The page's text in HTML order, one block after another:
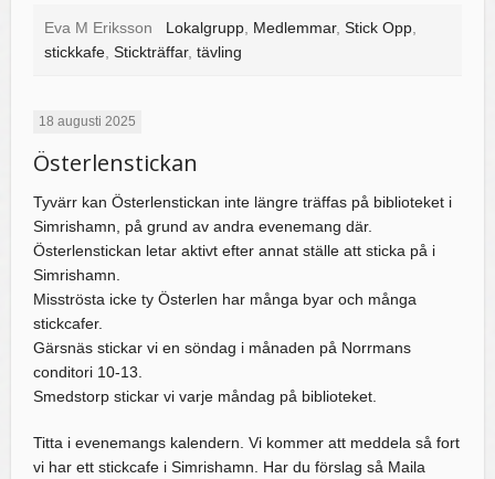
Eva M Eriksson Lokalgrupp Medlemmar, Stick Opp
stickkafe Stickträffar, tävling
18 augusti 2025
Österlenstickan
Tyvärr kan Österlenstickan inte längre träffas på biblioteket i
Simrishamn, på grund av andra evenemang där.
Österlenstickan letar aktivt efter annat ställe att sticka på i
Simrishamn.
Misströsta icke ty Österlen har många byar och många
stickcafer.
Gärsnäs stickar vi en söndag i månaden på Norrmans
conditori 10-13.
Smedstorp stickar vi varje måndag på biblioteket.
Titta i evenemangs kalendern. Vi kommer att meddela så fort
vi har ett stickcafe i Simrishamn. Har du förslag så Maila